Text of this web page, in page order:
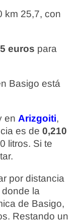
km 25,7, con
euros para
Basigo está
en Arizgoiti,
es de 0,210
litros. Si te
por distancia
donde la
de Basigo,
Restando un